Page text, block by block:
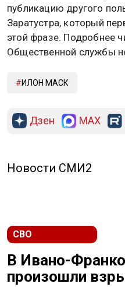
публикацию другого
Заратустра, который
этой фразе. Подробнее
Общественной службы
ИЛОН МАСК
Дзен MAX
Новости СМИ2
СВО
В Ивано-
произошли